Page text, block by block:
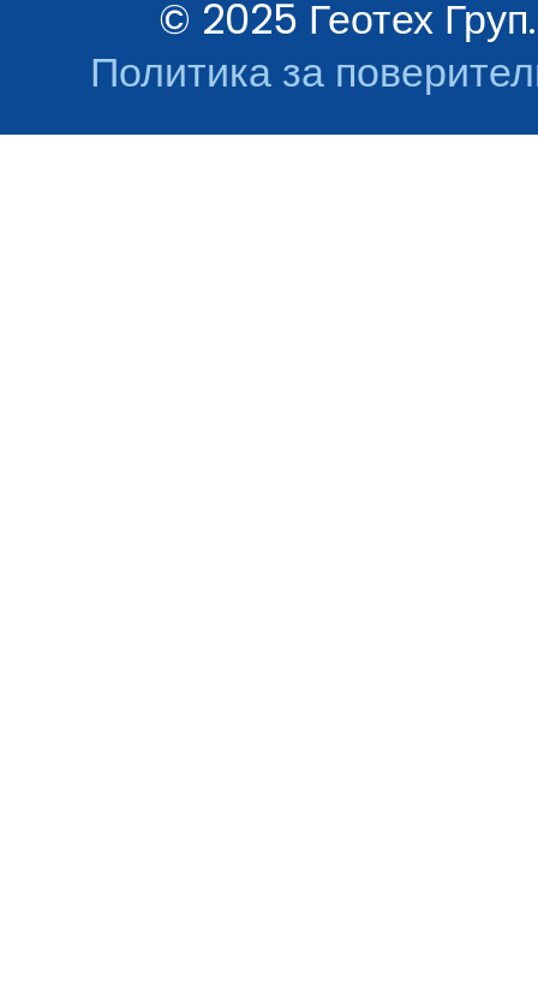
© 2025 Геотех
Политика за